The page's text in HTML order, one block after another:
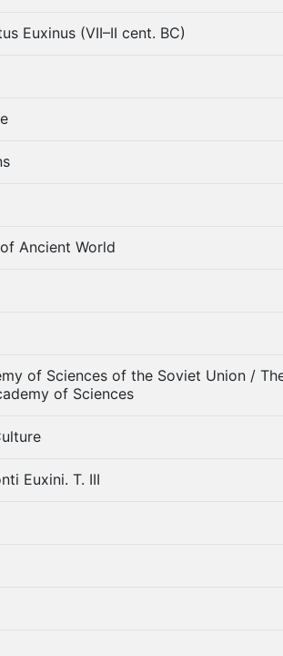
Euxinus (VII–II cent. BC)
Ancient World
of Sciences of the Soviet Union /
of Sciences
Euxini. Т. III